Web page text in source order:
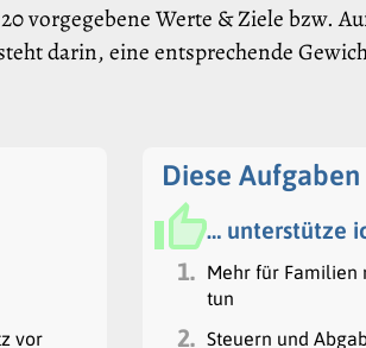
vorgegebene Werte & Ziele bzw.
darin, eine entsprechende
vor
Diese
… unterstütze
1.
Mehr für Familien
tun
2. Steuern und